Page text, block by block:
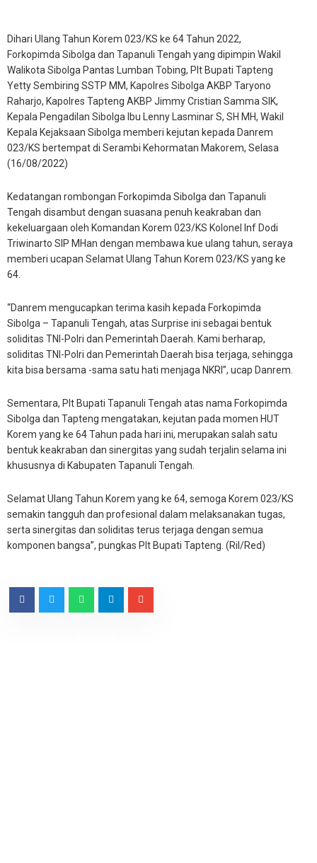
Dihari Ulang Tahun Korem 023/KS ke 64 Tahun 2022,
Forkopimda Sibolga dan Tapanuli Tengah yang dipimpin Wakil
Walikota Sibolga Pantas Lumban Tobing, Plt Bupati Tapteng
Yetty Sembiring SSTP MM, Kapolres Sibolga AKBP Taryono
Raharjo, Kapolres Tapteng AKBP Jimmy Cristian Samma SIK,
Kepala Pengadilan Sibolga Ibu Lenny Lasminar S, SH MH, Wakil
Kepala Kejaksaan Sibolga memberi kejutan kepada Danrem
023/KS bertempat di Serambi Kehormatan Makorem, Selasa
(16/08/2022)
Kedatangan rombongan Forkopimda Sibolga dan Tapanuli
Tengah disambut dengan suasana penuh keakraban dan
kekeluargaan oleh Komandan Korem 023/KS Kolonel Inf Dodi
Triwinarto SIP MHan dengan membawa kue ulang tahun, seraya
memberi ucapan Selamat Ulang Tahun Korem 023/KS yang ke
64.
“Danrem mengucapkan terima kasih kepada Forkopimda
Sibolga – Tapanuli Tengah, atas Surprise ini sebagai bentuk
soliditas TNI-Polri dan Pemerintah Daerah. Kami berharap,
soliditas TNI-Polri dan Pemerintah Daerah bisa terjaga, sehingga
kita bisa bersama -sama satu hati menjaga NKRI”, ucap Danrem.
Sementara, Plt Bupati Tapanuli Tengah atas nama Forkopimda
Sibolga dan Tapteng mengatakan, kejutan pada momen HUT
Korem yang ke 64 Tahun pada hari ini, merupakan salah satu
bentuk keakraban dan sinergitas yang sudah terjalin selama ini
khususnya di Kabupaten Tapanuli Tengah.
Selamat Ulang Tahun Korem yang ke 64, semoga Korem 023/KS
semakin tangguh dan profesional dalam melaksanakan tugas,
serta sinergitas dan soliditas terus terjaga dengan semua
komponen bangsa”, pungkas Plt Bupati Tapteng. (Ril/Red)